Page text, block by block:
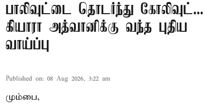
பாலிவுட்டை தொடர்ந்து கோலிவுட்...
கியாரா அத்வானிக்கு வந்த புதிய
வாய்ப்பு
Published on: 08 Aug 2026, 3:22 am
மும்பை,